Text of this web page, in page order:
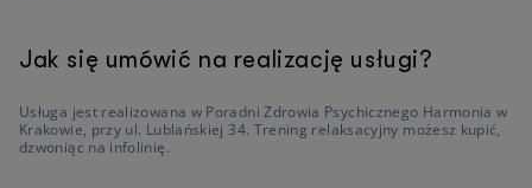
Jak się umówić na realizację usługi?
Usługa jest realizowana w Poradni Zdrowia Psychicznego Harmonia w
Krakowie, przy ul. Lublańskiej 34. Trening relaksacyjny możesz kupić,
dzwoniąc na infolinię.